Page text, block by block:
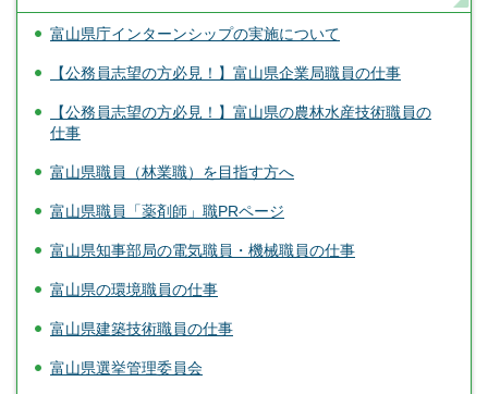
富山県庁インターンシップの実施について
【公務員志望の方必見！】富山県企業局職員の仕事
【公務員志望の方必見！】富山県の農林水産技術職員の
仕事
富山県職員（林業職）を目指す方へ
富山県職員「薬剤師」職PRページ
富山県知事部局の電気職員・機械職員の仕事
富山県の環境職員の仕事
富山県建築技術職員の仕事
富山県選挙管理委員会